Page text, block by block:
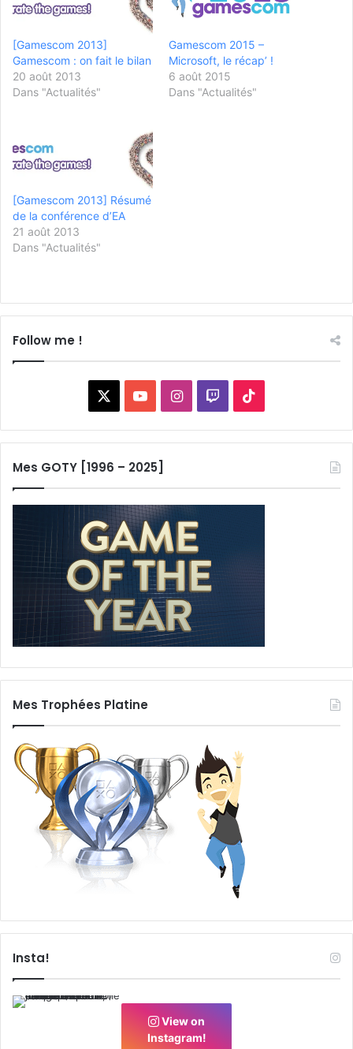
[Gamescom 2013]
Gamescom : on fait le bilan
20 août 2013
Dans "Actualités"
Gamescom 2015 –
Microsoft, le récap’ !
6 août 2015
Dans "Actualités"
[Gamescom 2013] Résumé
de la conférence d’EA
21 août 2013
Dans "Actualités"
Follow me !
YouTubeInstagram
Twitch
Mes GOTY [1996 – 2025]
Mes Trophées Platine
Insta!
View on
Instagram!